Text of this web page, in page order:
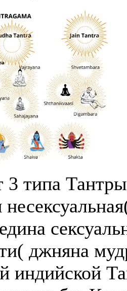
3 типа
джняна
индийской